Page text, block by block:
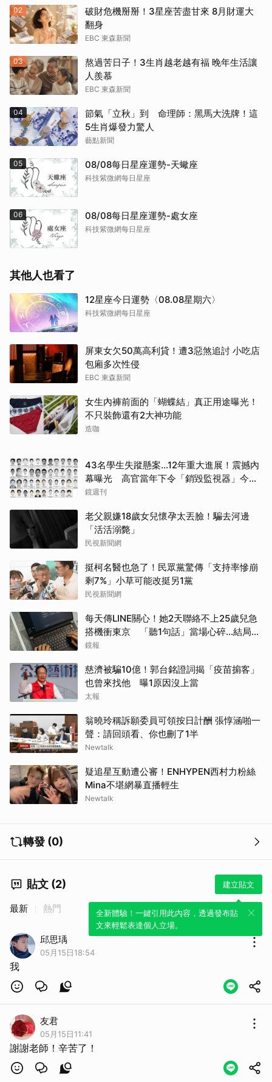
02
破財危機掰掰！3星座苦盡甘來 8月財運大
翻身
EBC 東森新聞
03
熬過苦日子！3生肖越老越有福 晚年生活讓
人羨慕
EBC 東森新聞
04
節氣「立秋」到 命理師：黑馬大洗牌！這
5生肖爆發力驚人
藝點新聞
05 08/08每日星座運勢-天蠍座
科技紫微網每日星座
06 08/08每日星座運勢-處女座
科技紫微網每日星座
其他人也看了
12星座今日運勢〈08.08星期六〉
科技紫微網每日星座
屏東女欠50萬高利貸！遭3惡煞追討 小吃店
包廂多次性侵
EBC 東森新聞
女生內褲前面的「蝴蝶結」真正用途曝光！
不只裝飾還有2大神功能
造咖
43名學生失蹤懸案...12年重大進展！震撼內
幕曝光 高官當年下令「銷毀監視器」今遭
逮
鏡週刊
老父親嫌18歲女兒懷孕太丟臉！騙去河邊
「活活溺斃」
民視新聞網
挺柯名醫也急了！民眾黨驚傳「支持率慘崩
剩7%」小草可能改挺另1黨
民視新聞網
每天傳LINE關心！她2天聯絡不上25歲兒急
搭機衝東京 「聽1句話」當場心碎...結局看
哭網
鏡報
慈濟被騙10億！郭台銘證詞揭「疫苗掮客」
也曾來找他 曝1原因沒上當
太報
翁曉玲稱訴願委員可領按日計酬 張惇涵啪一
聲：請回頭看、你也刪了1半
Newtalk
疑追星互動遭公審！ENHYPEN西村力粉絲
Mina不堪網暴直播輕生
Newtalk
轉發 (0)
貼文 (2) 建立貼文
全新體驗！一鍵引用此內容，透過發布貼
文來輕鬆表達個人立場。
最新 熱門
邱思瑀
05月15日18:54
我
友君
05月15日11:41
謝謝老師！辛苦了！